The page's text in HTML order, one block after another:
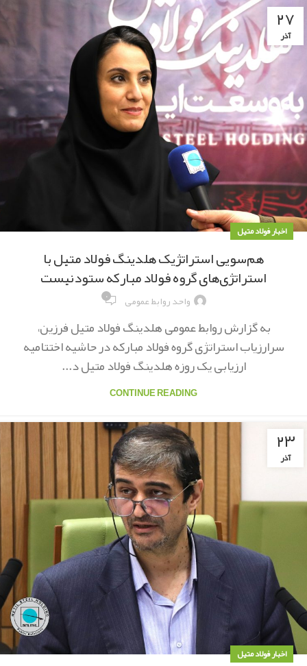
۲۷
آذر
اخبار فولاد متیل
هم‌سویی استراتژیک هلدینگ فولاد متیل با
استراتژی‌های گروه فولاد مبارکه ستودنیست
واحد روابط عمومی ۰
به گزارش روابط عمومی هلدینگ فولاد متیل فرزین،
سرارزیاب استراتژی گروه فولاد مبارکه در حاشیه اختتامیه
ارزیابی یک روزه هلدینگ فولاد متیل د...
CONTINUE READING
۲۳
آذر
اخبار فولاد متیل